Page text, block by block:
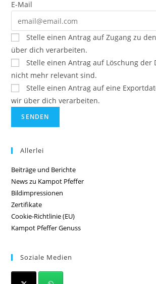
E-Mail
Stelle einen Antrag auf Zugang zu
über dich verarbeiten.
Stelle einen Antrag auf Löschung der
nicht mehr relevant sind.
Stelle einen Antrag auf eine
wir über dich verarbeiten.
Allerlei
Beiträge und Berichte
News zu Kampot Pfeffer
Bildimpressionen
Zertifikate
Cookie-Richtlinie (EU)
Kampot Pfeffer Genuss
Soziale Medien